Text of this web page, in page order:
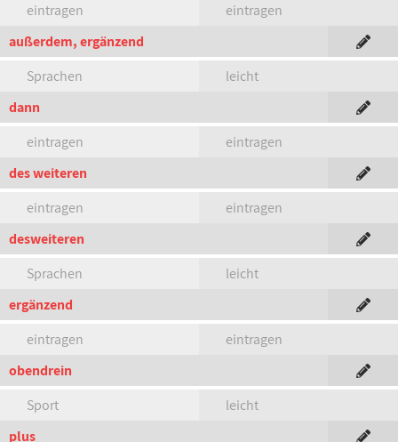
eintragen
eintragen
außerdem, ergänzend
Sprachen
leicht
dann
eintragen
eintragen
des weiteren
eintragen
eintragen
desweiteren
Sprachen
leicht
ergänzend
eintragen
eintragen
obendrein
Sport
leicht
plus